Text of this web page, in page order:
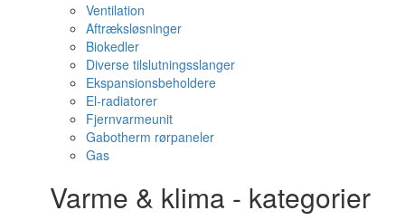
Ventilation
Aftræksløsninger
Biokedler
Diverse tilslutningsslanger
Ekspansionsbeholdere
El-radiatorer
Fjernvarmeunit
Gabotherm rørpaneler
Gas
Varme & klima - kategorier